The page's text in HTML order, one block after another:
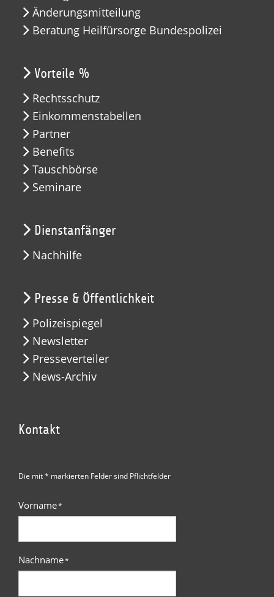
Änderungsmitteilung
Beratung Heilfürsorge Bundespolizei
Vorteile %
Rechtsschutz
Einkommenstabellen
Partner
Benefits
Tauschbörse
Seminare
Dienstanfänger
Nachhilfe
Presse & Öffentlichkeit
Polizeispiegel
Newsletter
Presseverteiler
News-Archiv
Kontakt
Die mit * markierten Felder sind Pflichtfelder
Vorname*
Nachname*